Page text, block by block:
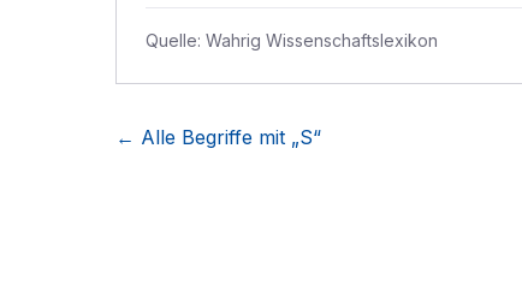
Quelle: Wahrig Wissenschaftslexikon
← Alle Begriffe mit „S“